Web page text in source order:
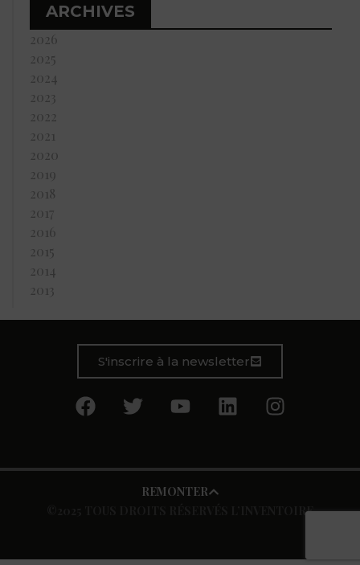
ARCHIVES
2026
2025
2024
2023
2022
2021
2020
2019
2018
2017
2016
2015
2014
2013
S'inscrire à la newsletter
REMONTER
©2025 TOUS DROITS RÉSERVÉS L’INVENTOIRE